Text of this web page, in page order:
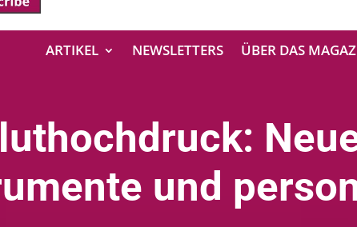
ARTIKEL NEWSLETTERS ÜBER DAS
und